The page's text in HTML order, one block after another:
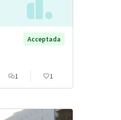
Acceptada
1 1